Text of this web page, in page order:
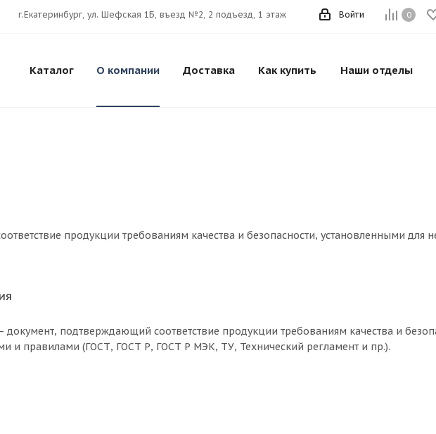
г.Екатеринбург, ул. Шефская 1Б, въезд №2, 2 подъезд, 1 этаж 0
Войти
Каталог О компании Доставка Как купить Наши отделы
продукции требованиям качества и безопасности, установленными для
документ, подтверждающий соответствие продукции требованиям качества и
и правилами (ГОСТ, ГОСТ Р, ГОСТ Р МЭК, ТУ, Технический регламент и пр.).